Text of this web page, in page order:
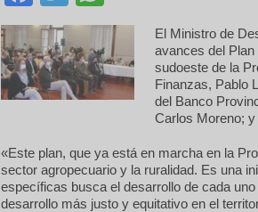
El Ministro de
avances del
sudoeste de la
Finanzas, Pablo
del Banco
Carlos Moreno;
«Este plan, que ya está en marcha en la
sector agropecuario y la ruralidad. Es una
específicas busca el desarrollo de cada
desarrollo más justo y equitativo en el